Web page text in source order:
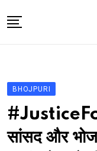
to
TELEVISION
BHOJPURI
NEWS ABTAK
BHOJPURI
सांसद और